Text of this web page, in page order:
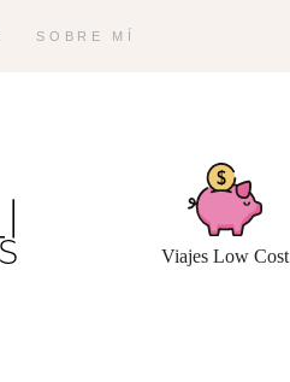
SOBRE MÍ
Viajes Low Cost